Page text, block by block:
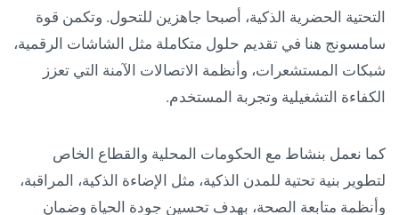
التحتية الحضرية الذكية، أصبحا جاهزين للتحول. وتكمن قوة
سامسونج هنا في تقديم حلول متكاملة مثل الشاشات الرقمية،
شبكات المستشعرات، وأنظمة الاتصالات الآمنة التي تعزز
الكفاءة التشغيلية وتجربة المستخدم.
كما نعمل بنشاط مع الحكومات المحلية والقطاع الخاص
لتطوير بنية تحتية للمدن الذكية، مثل الإضاءة الذكية، المراقبة،
وأنظمة متابعة الصحة، بهدف تحسين جودة الحياة وضمان